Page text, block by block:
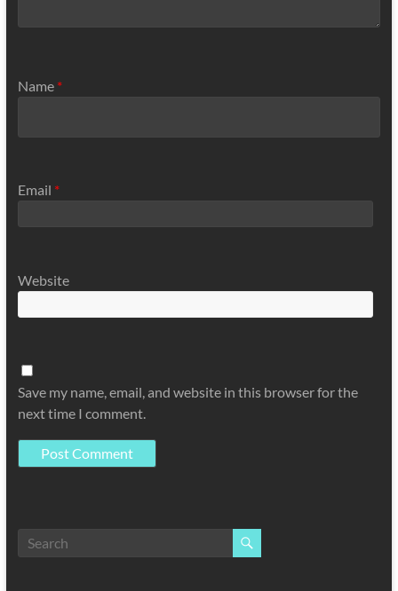
Name *
Email *
Website
Save my name, email, and website in this browser for the
next time I comment.